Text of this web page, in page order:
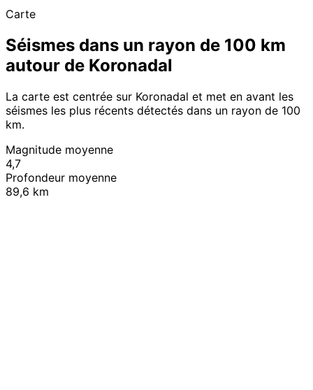
Carte
Séismes dans un rayon de 100 km
autour de Koronadal
La carte est centrée sur Koronadal et met en avant les
séismes les plus récents détectés dans un rayon de 100
km.
Magnitude moyenne
4,7
Profondeur moyenne
89,6 km